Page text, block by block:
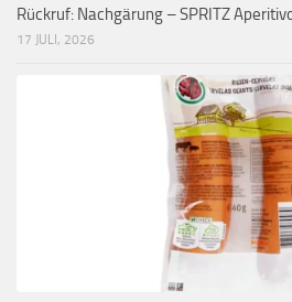
Rückruf: Nachgärung – SPRITZ
17 JULI, 2026